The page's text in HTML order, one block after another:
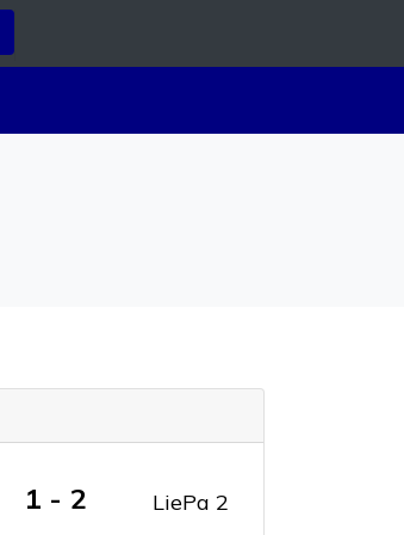
1 - 2 LiePa 2